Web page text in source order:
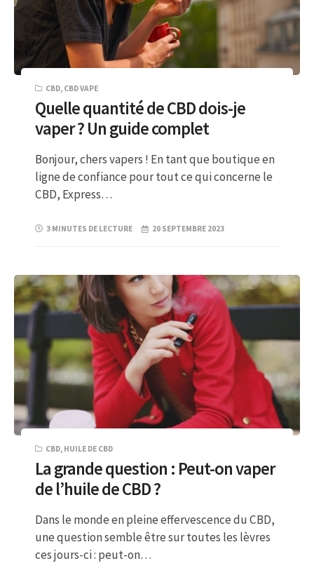
CBD, CBD VAPE
Quelle quantité de CBD dois-je
vaper ? Un guide complet
Bonjour, chers vapers ! En tant que boutique en
ligne de confiance pour tout ce qui concerne le
CBD, Express…
3 MINUTES DE LECTURE 20 SEPTEMBRE 2023
CBD, HUILE DE CBD
La grande question : Peut-on vaper
de l’huile de CBD ?
Dans le monde en pleine effervescence du CBD,
une question semble être sur toutes les lèvres
ces jours-ci : peut-on…